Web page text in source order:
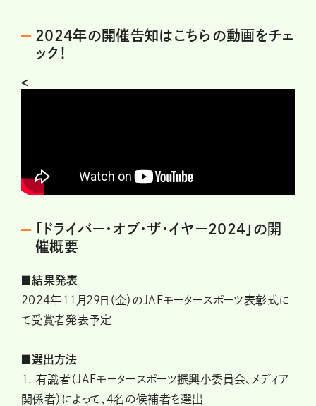
2024年の開催告知はこちらの動画をチェ
ック！
<
「ドライバー・オブ・ザ・イヤー2024」の開
催概要
■結果発表
2024年11月29日（金）のJAFモータースポーツ表彰式に
て受賞者発表予定
■選出方法
1. 有識者（JAFモータースポーツ振興小委員会、メディア
関係者）によって、4名の候補者を選出